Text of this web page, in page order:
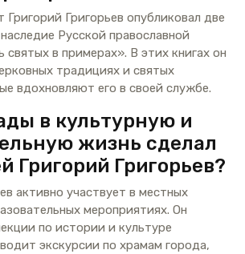
Григорьев опубликовал две
Русской православной
в примерах». В этих книгах он
традициях и святых
вдохновляют его в своей службе.
в культурную и
жизнь сделал
Григорий Григорьев?
активно участвует в местных
мероприятиях. Он
по истории и культуре
экскурсии по храмам города,